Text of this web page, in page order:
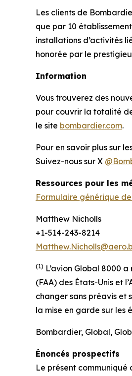
Les clients de
que par 10
installations d’activités
honorée par le
Information
Vous trouverez des
pour couvrir la totalité
le site bombardier.com.
Pour en savoir plus sur
Suivez-nous sur X
Ressources pour les
Formulaire générique
Matthew Nicholls
+1-514-243-8214
(1) L’avion Global 8000
(FAA) des États-Unis et
changer sans préavis et
la mise en garde sur les
Bombardier, Global,
Énoncés prospectifs
Le présent communiqué